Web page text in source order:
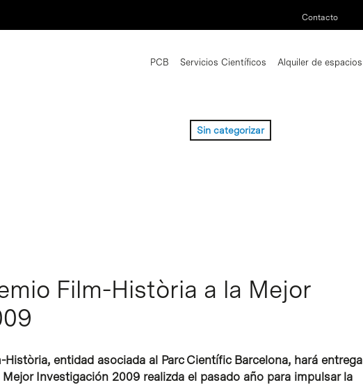
Contacto
PCB Servicios Científicos Alquiler de espacios
Sin categorizar
Film-Història a la Mejor
entidad asociada al Parc Científic Barcelona, hará entrega
Investigación 2009 realizda el pasado año para impulsar la